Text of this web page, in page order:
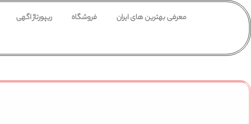
معرفی بهترین های ایران فروشگاه ریپورتاژ اگهی